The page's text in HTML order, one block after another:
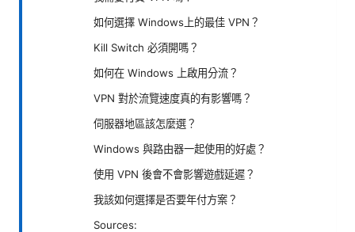
如何選擇 Windows上的最佳 VPN？
Kill Switch 必須開嗎？
如何在 Windows 上啟用分流？
VPN 對於流覽速度真的有影響嗎？
伺服器地區該怎麼選？
Windows 與路由器一起使用的好處？
使用 VPN 後會不會影響遊戲延遲？
我該如何選擇是否要年付方案？
Sources: